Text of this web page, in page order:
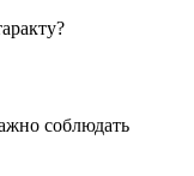
соблюдать